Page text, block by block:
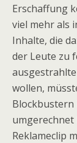
Erschaffung
viel mehr als
Inhalte, die
der Leute zu
wollen,
Blockbustern
Reklameclip